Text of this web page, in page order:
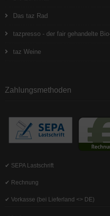
Das taz Rad
tazpresso - der fair gehandelte
taz Weine
Zahlungsmethoden
✔ SEPA Lastschrift
✔ Rechnung
✔ Vorkasse (bei Lieferland <> DE)